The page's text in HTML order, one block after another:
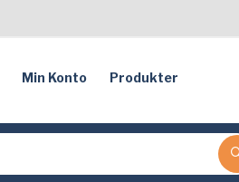
Min Konto Produkter